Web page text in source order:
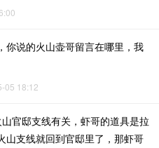
你说的火山壶哥留言在哪里，我
05 18:12
官邸支线有关，虾哥的道具是拉
山支线就回到官邸里了，那虾哥